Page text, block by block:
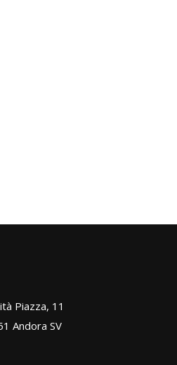
Piazza, 11
Andora SV